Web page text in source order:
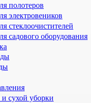
полотеров
электровеников
стеклоочистителей
садового оборудования
сухой уборки